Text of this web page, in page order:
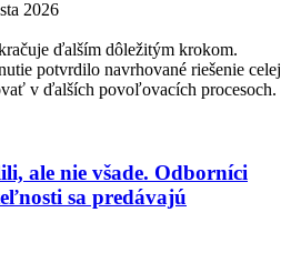
2026
ďalším dôležitým krokom.
potvrdilo navrhované riešenie celej
v ďalších povoľovacích procesoch.
ale nie všade. Odborníci
sa predávajú